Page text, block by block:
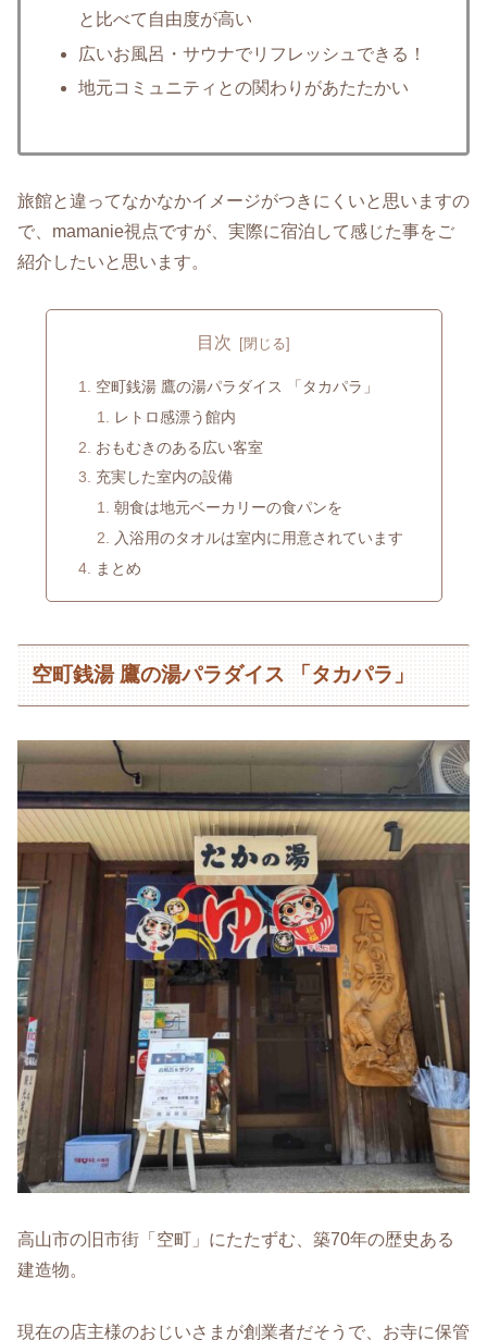
と比べて自由度が高い
広いお風呂・サウナでリフレッシュできる！
地元コミュニティとの関わりがあたたかい
旅館と違ってなかなかイメージがつきにくいと思いますの
で、mamanie視点ですが、実際に宿泊して感じた事をご
紹介したいと思います。
目次
空町銭湯 鷹の湯パラダイス 「タカパラ」
レトロ感漂う館内
おもむきのある広い客室
充実した室内の設備
朝食は地元ベーカリーの食パンを
入浴用のタオルは室内に用意されています
まとめ
空町銭湯 鷹の湯パラダイス 「タカパラ」
高山市の旧市街「空町」にたたずむ、築70年の歴史ある
建造物。
現在の店主様のおじいさまが創業者だそうで、お寺に保管